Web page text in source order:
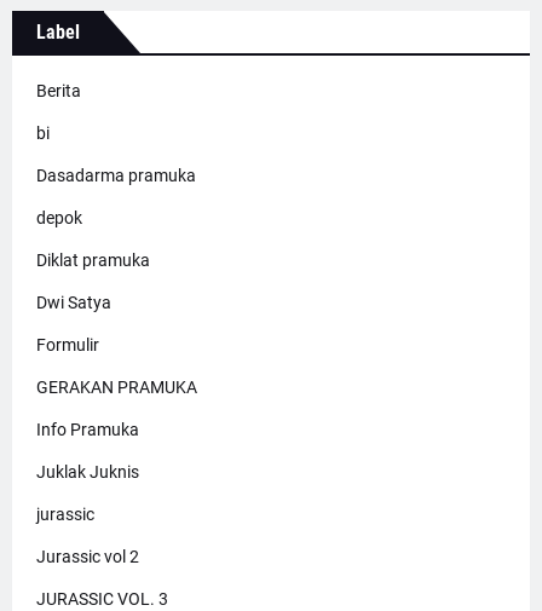
Label
Berita
bi
Dasadarma pramuka
depok
Diklat pramuka
Dwi Satya
Formulir
GERAKAN PRAMUKA
Info Pramuka
Juklak Juknis
jurassic
Jurassic vol 2
JURASSIC VOL. 3